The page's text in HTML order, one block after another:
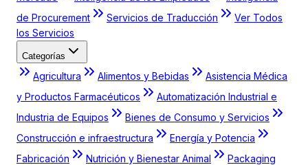
de Procurement
Servicios de Traducción
Ver Todos
los Servicios
Categorías
Agricultura Alimentos y Bebidas
Asistencia Médica
y Productos Farmacéuticos
Automatización Industrial e
Industria de Equipos
Bienes de Consumo y Servicios
Construcción e infraestructura
Energía y Potencia
Fabricación
Nutrición y Bienestar Animal
Packaging